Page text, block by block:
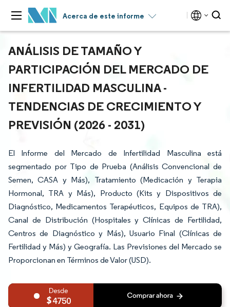
Acerca de este informe
ANÁLISIS DE TAMAÑO Y
PARTICIPACIÓN DEL MERCADO DE
INFERTILIDAD MASCULINA -
TENDENCIAS DE CRECIMIENTO Y
PREVISIÓN (2026 - 2031)
El Informe del Mercado de Infertilidad Masculina está
segmentado por Tipo de Prueba (Análisis Convencional de
Semen, CASA y Más), Tratamiento (Medicación y Terapia
Hormonal, TRA y Más), Producto (Kits y Dispositivos de
Diagnóstico, Medicamentos Terapéuticos, Equipos de TRA),
Canal de Distribución (Hospitales y Clínicas de Fertilidad,
Centros de Diagnóstico y Más), Usuario Final (Clínicas de
Fertilidad y Más) y Geografía. Las Previsiones del Mercado se
Proporcionan en Términos de Valor (USD).
4750